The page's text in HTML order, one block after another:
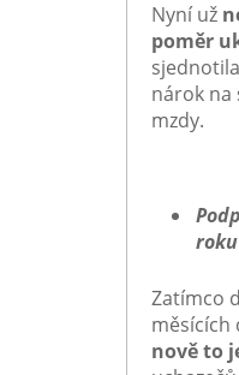
Nyní už
poměr
nárok na
mzdy.
Zatímco
měsících
nově to